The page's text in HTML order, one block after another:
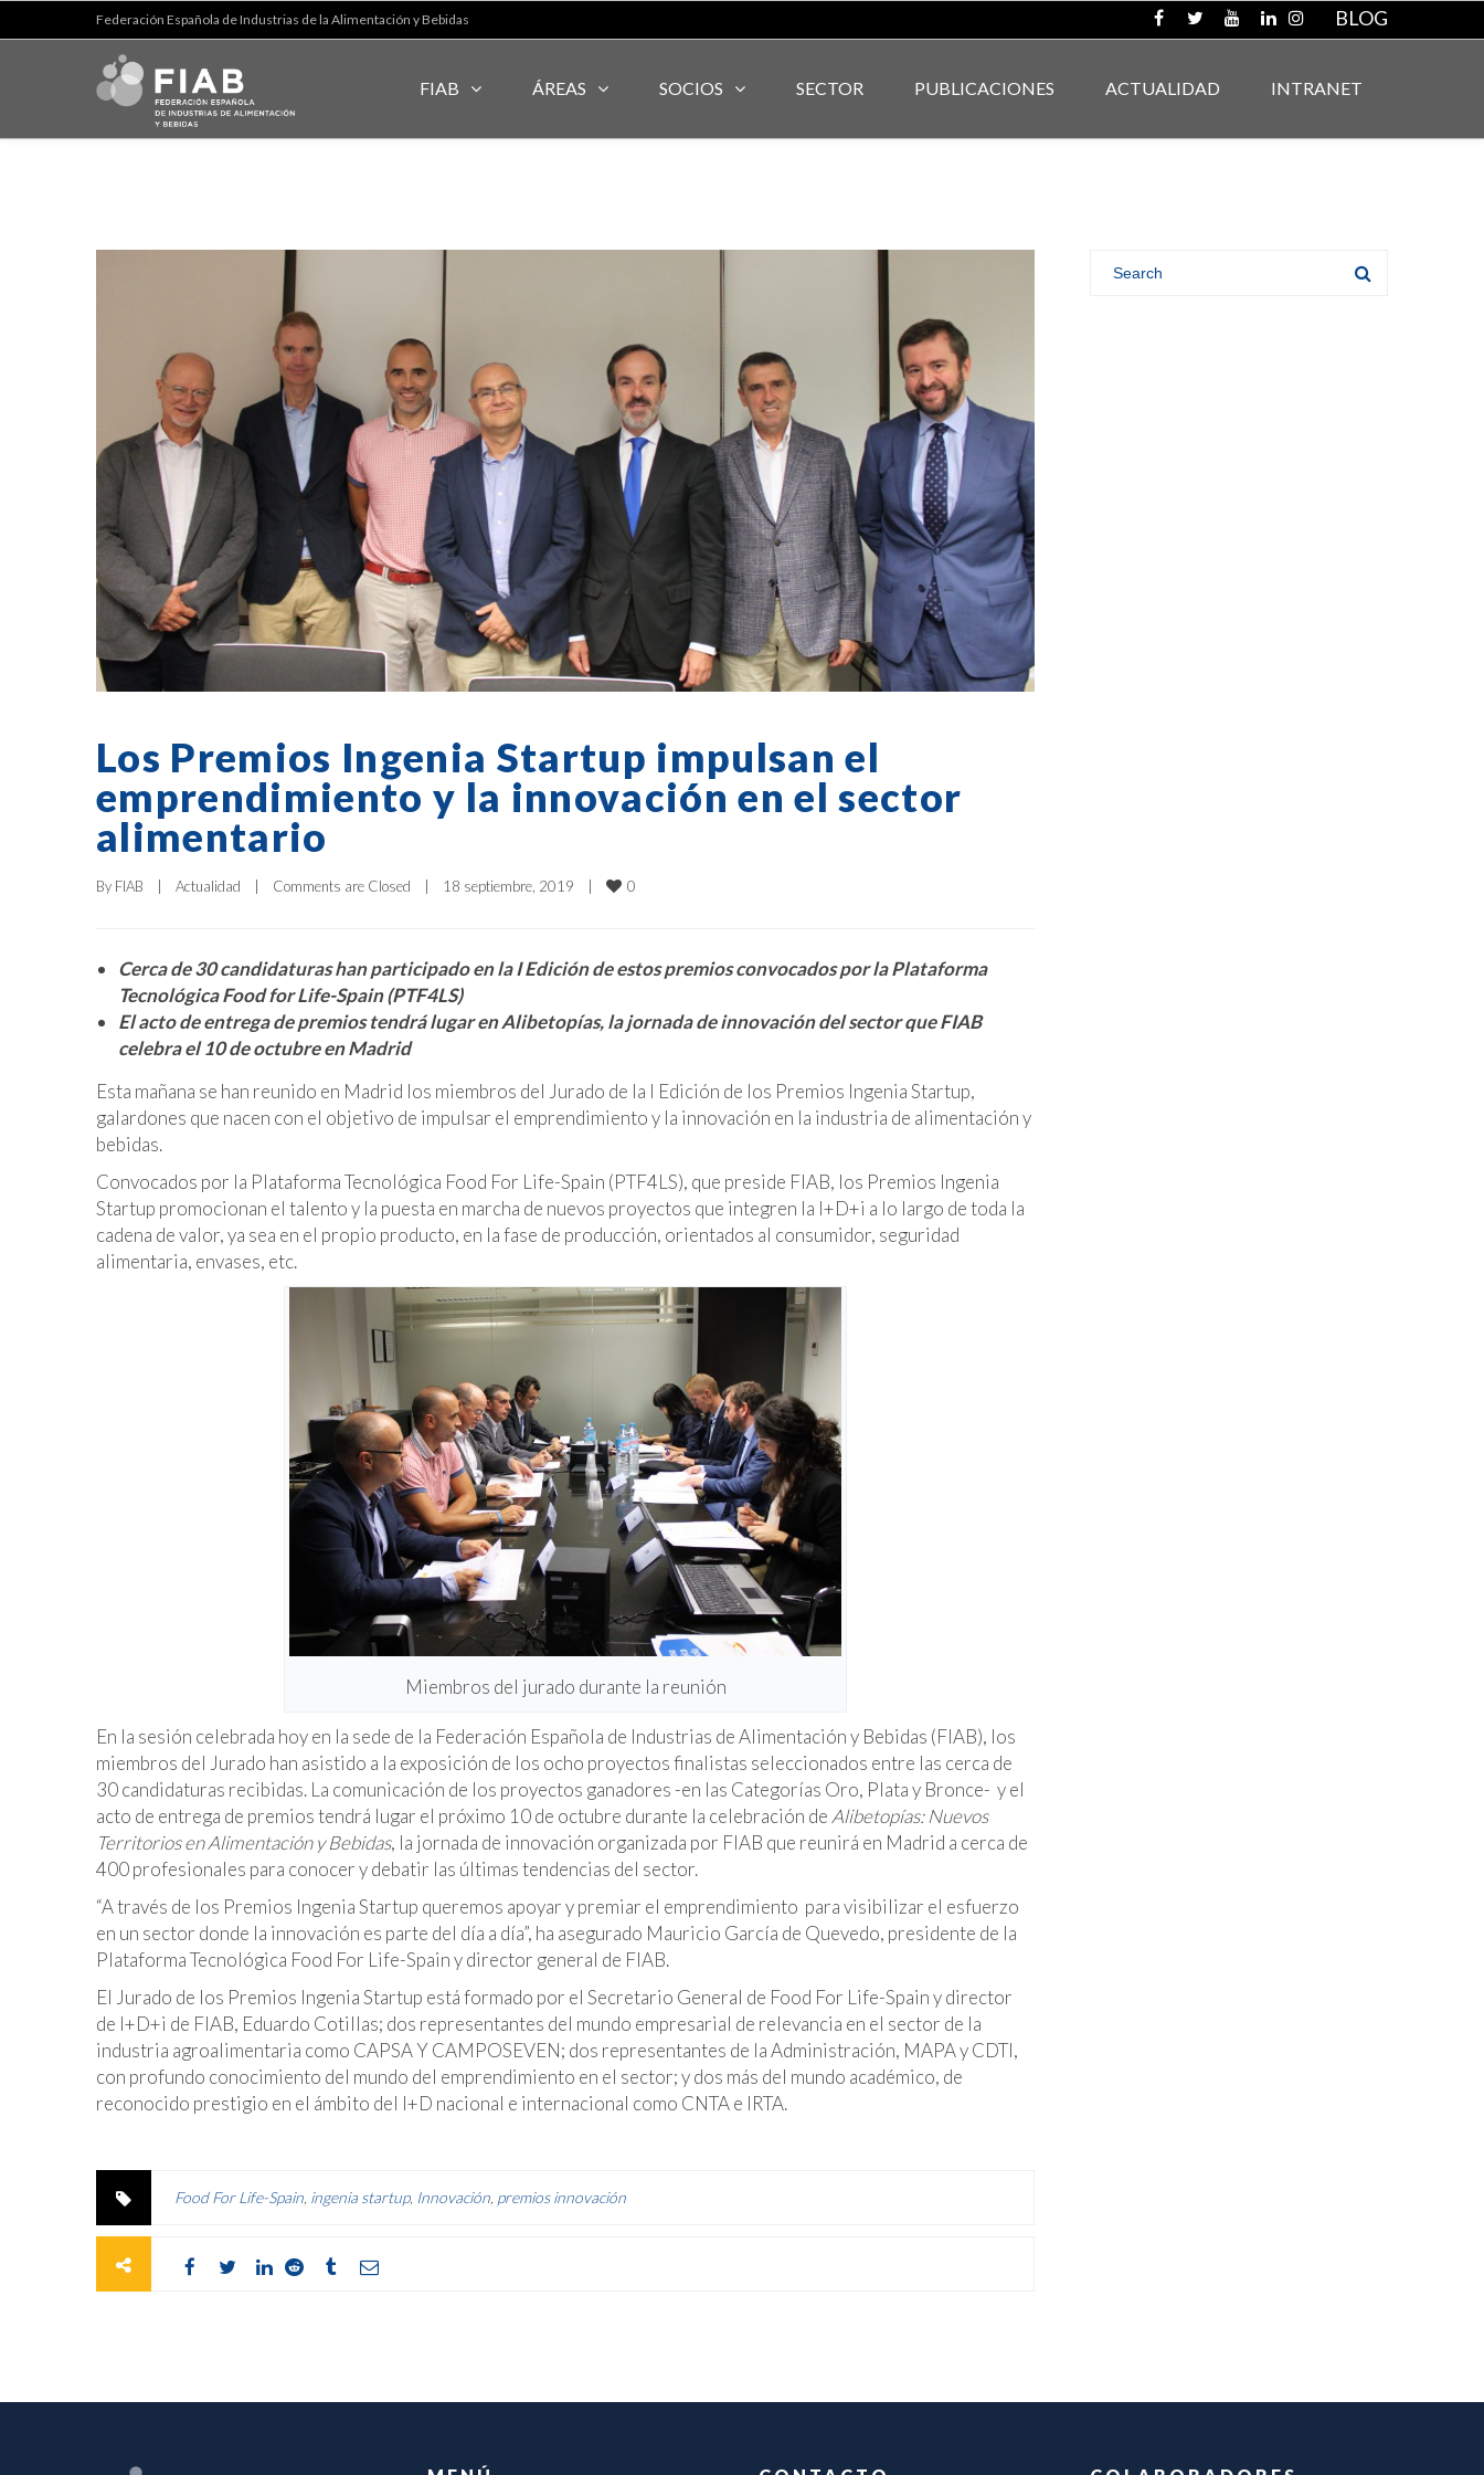
Federación Española de Industrias de la Alimentación y Bebidas BLOG
FIAB ÁREAS SOCIOS SECTOR PUBLICACIONES ACTUALIDAD INTRANET
Los Premios Ingenia Startup impulsan el
emprendimiento y la innovación en el sector
alimentario
By FIAB Actualidad Comments are Closed 18 septiembre, 2019 0
Cerca de 30 candidaturas han participado en la I Edición de estos premios convocados por la Plataforma
Tecnológica Food for Life-Spain (PTF4LS)
El acto de entrega de premios tendrá lugar en Alibetopías, la jornada de innovación del sector que FIAB
celebra el 10 de octubre en Madrid
Esta mañana se han reunido en Madrid los miembros del Jurado de la I Edición de los Premios Ingenia Startup,
galardones que nacen con el objetivo de impulsar el emprendimiento y la innovación en la industria de alimentación y
bebidas.
Convocados por la Plataforma Tecnológica Food For Life-Spain (PTF4LS), que preside FIAB, los Premios Ingenia
Startup promocionan el talento y la puesta en marcha de nuevos proyectos que integren la I+D+i a lo largo de toda la
cadena de valor, ya sea en el propio producto, en la fase de producción, orientados al consumidor, seguridad
alimentaria, envases, etc.
Miembros del jurado durante la reunión
En la sesión celebrada hoy en la sede de la Federación Española de Industrias de Alimentación y Bebidas (FIAB), los
miembros del Jurado han asistido a la exposición de los ocho proyectos finalistas seleccionados entre las cerca de
30 candidaturas recibidas. La comunicación de los proyectos ganadores -en las Categorías Oro, Plata y Bronce- y el
acto de entrega de premios tendrá lugar el próximo 10 de octubre durante la celebración de Alibetopías: Nuevos
Territorios en Alimentación y Bebidas, la jornada de innovación organizada por FIAB que reunirá en Madrid a cerca de
400 profesionales para conocer y debatir las últimas tendencias del sector.
“A través de los Premios Ingenia Startup queremos apoyar y premiar el emprendimiento para visibilizar el esfuerzo
en un sector donde la innovación es parte del día a día”, ha asegurado Mauricio García de Quevedo, presidente de la
Plataforma Tecnológica Food For Life-Spain y director general de FIAB.
El Jurado de los Premios Ingenia Startup está formado por el Secretario General de Food For Life-Spain y director
de I+D+i de FIAB, Eduardo Cotillas; dos representantes del mundo empresarial de relevancia en el sector de la
industria agroalimentaria como CAPSA Y CAMPOSEVEN; dos representantes de la Administración, MAPA y CDTI,
con profundo conocimiento del mundo del emprendimiento en el sector; y dos más del mundo académico, de
reconocido prestigio en el ámbito del I+D nacional e internacional como CNTA e IRTA.
Food For Life-Spain ingenia startup, Innovación premios innovación